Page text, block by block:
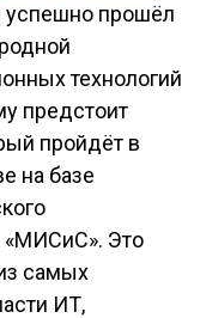
прошёл
технологий
предстоит
пройдёт в
на базе
«МИСиС». Это
самых
ИТ,